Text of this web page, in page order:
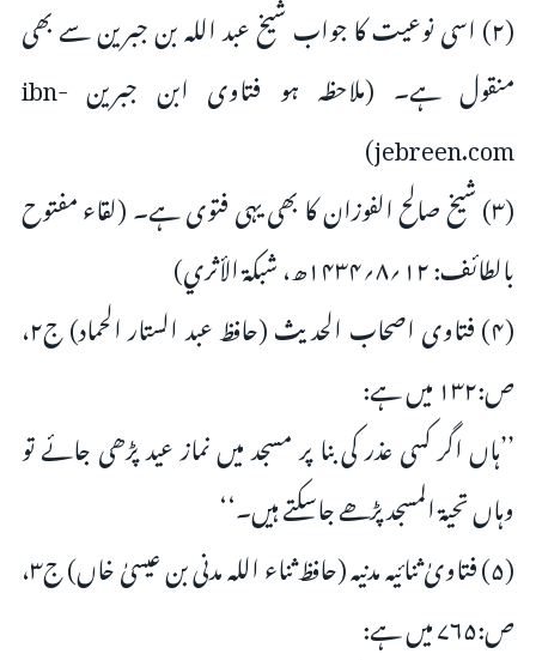
(۲) اسی نوعیت کا جواب شیخ عبد اللہ بن جبرین سے بھی
منقول ہے۔ (ملاحظہ ہو فتاوی ابن جبرین ibn-
jebreen.com)
(۳) شیخ صالح الفوزان کا بھی یہی فتوی ہے۔ (لقاء مفتوح
بالطائف: ۱۲؍۸؍۱۴۳۴ھ، شبکۃ الأثري)
(۴) فتاوی اصحاب الحدیث (حافظ عبد الستار الحماد) ج۲،
ص:۱۳۲ میں ہے:
’’ہاں اگر کسی عذر کی بنا پر مسجد میں نماز عید پڑھی جائے تو
وہاں تحیۃ المسجد پڑھے جاسکتے ہیں۔‘‘
(۵) فتاویٰ ثنائیہ مدنیہ (حافظ ثناء اللہ مدنی بن عیسیٰ خاں) ج۳،
ص:۷۶۵ میں ہے: